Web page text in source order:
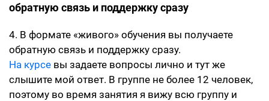
обратную связь и поддержку сразу
4. В формате «живого» обучения вы получаете
обратную связь и поддержку сразу.
На курсе вы задаете вопросы лично и тут же
слышите мой ответ. В группе не более 12 человек,
поэтому во время занятия я вижу всю группу и